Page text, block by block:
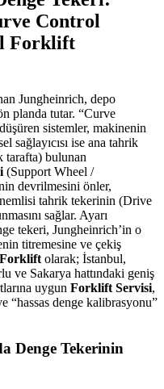
Control
Forklift
Jungheinrich, depo
planda tutar. “Curve
sistemler, makinenin
sağlayıcısı ise ana tahrik
tarafta) bulunan
(Support Wheel /
devrilmesini önler,
tahrik tekerinin (Drive
sağlar. Ayarı
tekeri, Jungheinrich’in o
titremesine ve çekiş
olarak; İstanbul,
ve Sakarya hattındaki geniş
uygun Forklift Servisi,
“hassas denge kalibrasyonu”
Denge Tekerinin